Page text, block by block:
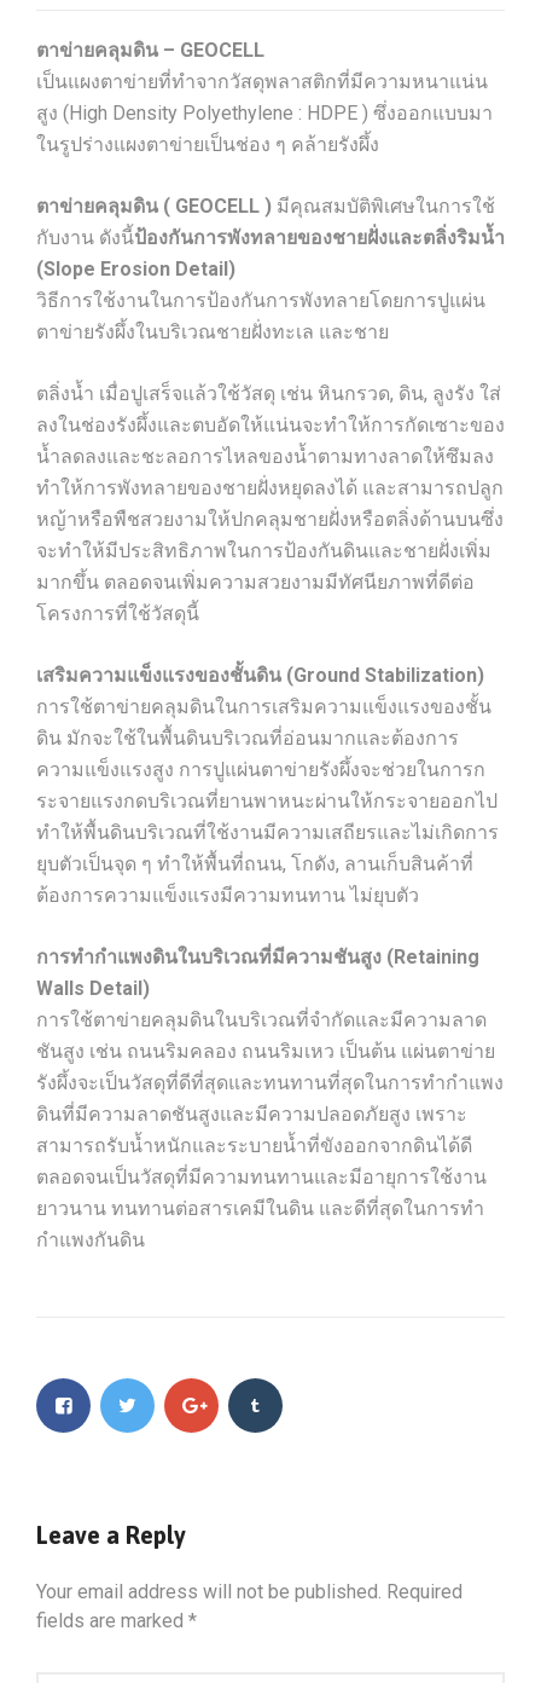
ตาข่ายคลุมดิน – GEOCELL
เป็นแผงตาข่ายที่ทำจากวัสดุพลาสติกที่มีความหนาแน่น
สูง (High Density Polyethylene : HDPE ) ซึ่งออกแบบมา
ในรูปร่างแผงตาข่ายเป็นช่อง ๆ คล้ายรังผึ้ง
ตาข่ายคลุมดิน ( GEOCELL ) มีคุณสมบัติพิเศษในการใช้
กับงาน ดังนี้ป้องกันการพังทลายของชายฝั่งและตลิ่งริมน้ำ
(Slope Erosion Detail)
วิธีการใช้งานในการป้องกันการพังทลายโดยการปูแผ่น
ตาข่ายรังผึ้งในบริเวณชายฝั่งทะเล และชาย
ตลิ่งน้ำ เมื่อปูเสร็จแล้วใช้วัสดุ เช่น หินกรวด, ดิน, ลูงรัง ใส่
ลงในช่องรังผึ้งและตบอัดให้แน่นจะทำให้การกัดเซาะของ
น้ำลดลงและชะลอการไหลของน้ำตามทางลาดให้ซึมลง
ทำให้การพังทลายของชายฝั่งหยุดลงได้ และสามารถปลูก
หญ้าหรือพืชสวยงามให้ปกคลุมชายฝั่งหรือตลิ่งด้านบนซึ่ง
จะทำให้มีประสิทธิภาพในการป้องกันดินและชายฝั่งเพิ่ม
มากขึ้น ตลอดจนเพิ่มความสวยงามมีทัศนียภาพที่ดีต่อ
โครงการที่ใช้วัสดุนี้
เสริมความแข็งแรงของชั้นดิน (Ground Stabilization)
การใช้ตาข่ายคลุมดินในการเสริมความแข็งแรงของชั้น
ดิน มักจะใช้ในพื้นดินบริเวณที่อ่อนมากและต้องการ
ความแข็งแรงสูง การปูแผ่นตาข่ายรังผึ้งจะช่วยในการก
ระจายแรงกดบริเวณที่ยานพาหนะผ่านให้กระจายออกไป
ทำให้พื้นดินบริเวณที่ใช้งานมีความเสถียรและไม่เกิดการ
ยุบตัวเป็นจุด ๆ ทำให้พื้นที่ถนน, โกดัง, ลานเก็บสินค้าที่
ต้องการความแข็งแรงมีความทนทาน ไม่ยุบตัว
การทำกำแพงดินในบริเวณที่มีความชันสูง (Retaining
Walls Detail)
การใช้ตาข่ายคลุมดินในบริเวณที่จำกัดและมีความลาด
ชันสูง เช่น ถนนริมคลอง ถนนริมเหว เป็นต้น แผ่นตาข่าย
รังผึ้งจะเป็นวัสดุที่ดีที่สุดและทนทานที่สุดในการทำกำแพง
ดินที่มีความลาดชันสูงและมีความปลอดภัยสูง เพราะ
สามารถรับน้ำหนักและระบายน้ำที่ขังออกจากดินได้ดี
ตลอดจนเป็นวัสดุที่มีความทนทานและมีอายุการใช้งาน
ยาวนาน ทนทานต่อสารเคมีในดิน และดีที่สุดในการทำ
กำแพงกันดิน
Leave a Reply
Your email address will not be published. Required
fields are marked *